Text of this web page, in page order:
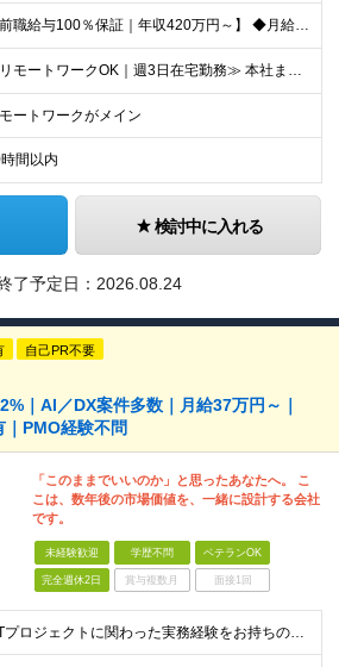
【前職給与100％保証｜年収420万円～】 ◆⽉給35万円〜 ＋ 業績(決算)賞与 ┗⼊社時の想定年収：420万円〜（業績賞与別） ＊年収1000万以上での採用もあり。スキル・経験を最大に優遇しま
≪リモートワークOK｜週3日在宅勤務≫ 本社またはプロジェクト先での勤務となります。 ※請負案件が多く、自社内での出社×リモートのハイブリッドワークが主体です！ 【本社】 東京都港区西新橋3-5-9
ートワークがメイン
間以内
検討中に入れる
了予定日： 2026.08.24
自己PR不要
｜AI／DX案件多数｜月給37万円～｜
PMO経験不問
「このままでいいのか」と思ったあなたへ。 こ
こは、数年後の市場価値を、一緒に設計する会社
です。
未経験歓迎 学歴不問 ベテランOK
完全週休2日 賞与複数月 面接1回
■ITプロジェクトに関わった実務経験をお持ちの方（年数・職種不問） ■学歴不問 開発、Webディレクター、進行管理など、これまでの経験を活かせます。 PMOとしての実務経験は問いません。 ＼こんな